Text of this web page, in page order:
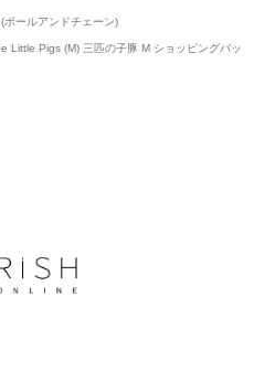
ボールアンドチェーン)
Little Pigs (M) 三匹の子豚 M ショッピングバッ